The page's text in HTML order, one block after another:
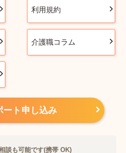
利用規約
介護職コラム
ート申し込み
談も可能です(携帯 OK)